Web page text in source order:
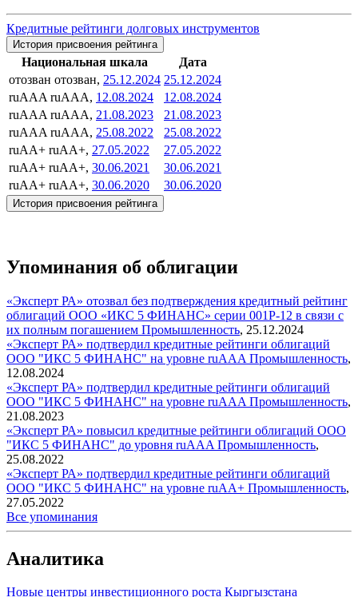
Кредитные рейтинги долговых инструментов
История присвоения рейтинга
Национальная шкала
Дата
отозван отозван, 25.12.2024 25.12.2024
ruAAA ruAAA, 12.08.2024
12.08.2024
ruAAA ruAAA, 21.08.2023
21.08.2023
ruAAA ruAAA, 25.08.2022
25.08.2022
ruAA+ ruAA+, 27.05.2022
27.05.2022
ruAA+ ruAA+, 30.06.2021
30.06.2021
ruAA+ ruAA+, 30.06.2020 30.06.2020
История присвоения рейтинга
Упоминания об облигации
«Эксперт РА» отозвал без подтверждения кредитный рейтинг
облигаций ООО «ИКС 5 ФИНАНС» серии 001Р-12 в связи с
их полным погашением Промышленность, 25.12.2024
«Эксперт РА» подтвердил кредитные рейтинги облигаций
ООО "ИКС 5 ФИНАНС" на уровне ruAAA Промышленность,
12.08.2024
«Эксперт РА» подтвердил кредитные рейтинги облигаций
ООО "ИКС 5 ФИНАНС" на уровне ruAAA Промышленность,
21.08.2023
«Эксперт РА» повысил кредитные рейтинги облигаций ООО
"ИКС 5 ФИНАНС" до уровня ruAAA Промышленность,
25.08.2022
«Эксперт РА» подтвердил кредитные рейтинги облигаций
ООО "ИКС 5 ФИНАНС" на уровне ruAA+ Промышленность,
27.05.2022
Все упоминания
Аналитика
Новые центры инвестиционного роста Кыргызстана